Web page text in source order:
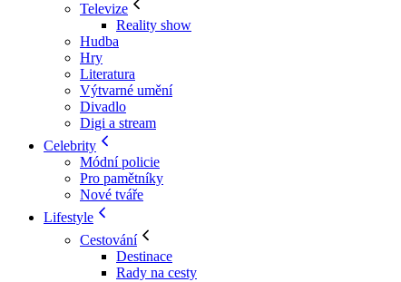
Televize
Reality show
Hudba
Hry
Literatura
Výtvarné umění
Divadlo
Digi a stream
Celebrity
Módní policie
Pro pamětníky
Nové tváře
Lifestyle
Cestování
Destinace
Rady na cesty